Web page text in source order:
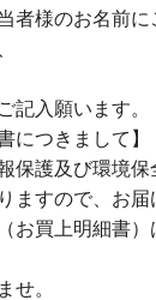
者様のお名前に
記入願います。
につきまして】
保護及び環境
ますので、お届
お買上明細書
せ。